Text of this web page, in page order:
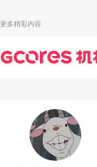
多精彩内容